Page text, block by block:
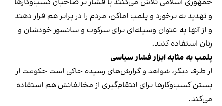
جمهوری اسلامی تلاش می‌کنند با فشار بر صاحبان کسب‌وکارها
و تهدید به برخورد و پلمب اماکن، مردم را در برابر هم قرار دهند
و از آنها به عنوان وسیله‌ای برای سرکوب و سانسور خودشان و
زنان استفاده کنند.
پلمب به مثابه ابزار فشار سیاسی
از طرف دیگر، شواهد و گزارش‌های رسیده حاکی است حکومت از
بستن کسب‌وکارها برای انتقام‌گیری از مخالفانش هم استفاده
می‌کند.